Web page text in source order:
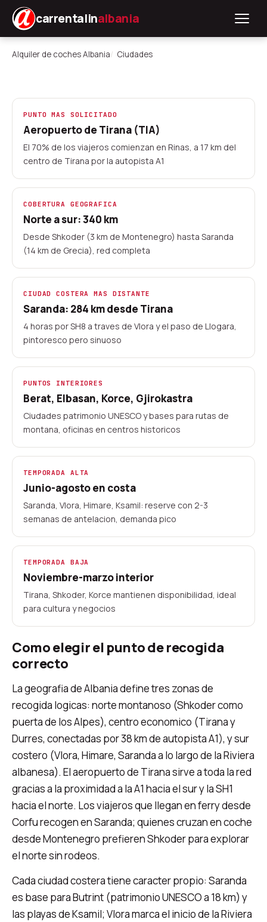
carrentalinalbania
Alquiler de coches Albania Ciudades
Donde alquilar un coche en
Albania: 20+ ciudades
Presencia en todas las regiones de Albania:
desde el aeropuerto internacional de Tirana
hasta pueblos costeros en el sur y ciudades de
conectado a la red de carreteras principales,
destino.
Aeropuertos y centros urbanos
Cobertura nacional
Empresas locales
PUNTO MAS SOLICITADO
Aeropuerto de Tirana (TIA)
El 70% de los viajeros comienzan en Rinas, a 17 km del
centro de Tirana por la autopista A1
COBERTURA GEOGRAFICA
Norte a sur: 340 km
Desde Shkoder (3 km de Montenegro) hasta Saranda
(14 km de Grecia), red completa
CIUDAD COSTERA MAS DISTANTE
Saranda: 284 km desde Tirana
4 horas por SH8 a traves de Vlora y el paso de Llogara,
pintoresco pero sinuoso
PUNTOS INTERIORES
Berat, Elbasan, Korce, Gjirokastra
Ciudades patrimonio UNESCO y bases para rutas de
montana, oficinas en centros historicos
TEMPORADA ALTA
Junio-agosto en costa
Saranda, Vlora, Himare, Ksamil: reserve con 2-3
semanas de antelacion, demanda pico
TEMPORADA BAJA
Noviembre-marzo interior
Tirana, Shkoder, Korce mantienen disponibilidad, ideal
para cultura y negocios
Como elegir el punto de recogida
correcto
La geografia de Albania define tres zonas de
recogida logicas: norte montanoso (Shkoder como
puerta de los Alpes), centro economico (Tirana y
Durres, conectadas por 38 km de autopista A1), y sur
costero (Vlora, Himare, Saranda a lo largo de la Riviera
albanesa). El aeropuerto de Tirana sirve a toda la red
gracias a la proximidad a la A1 hacia el sur y la SH1
hacia el norte. Los viajeros que llegan en ferry desde
Corfu recogen en Saranda; quienes cruzan en coche
desde Montenegro prefieren Shkoder para explorar
el norte sin rodeos.
Cada ciudad costera tiene caracter propio: Saranda
es base para Butrint (patrimonio UNESCO a 18 km) y
las playas de Ksamil; Vlora marca el inicio de la Riviera